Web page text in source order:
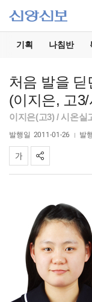
기획 나침반
처음 발을 딛
(이지은, 고
이지은(고3) / 시온실
발행일 2011-01-26 발